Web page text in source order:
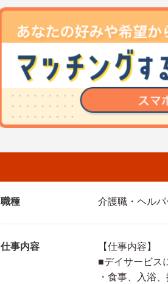
職種 介護職・ヘルパ
仕事内容
【仕事内容】
■デイサービス
・食事、入浴